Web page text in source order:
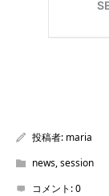
投稿者: maria
news,session
コメント:0